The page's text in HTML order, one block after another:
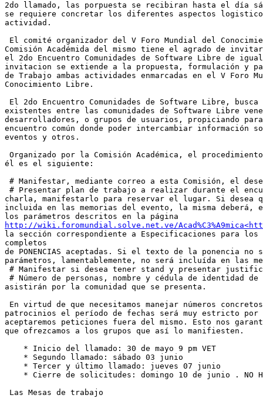
2do llamado, las porpuesta se recibiran hasta el día
se requiere concretar los diferentes aspectos
actividad.
El comité organizador del V Foro Mundial del
Comisión Académida del mismo tiene el agrado de
el 2do Encuentro Comunidades de Software Libre de
invitacion se extiende a la propuesta, formulación y
de Trabajo ambas actividades enmarcadas en el V Foro
Conocimiento Libre.
El 2do Encuentro Comunidades de Software Libre,
existentes entre las comunidades de Software Libre
desarrolladores, o grupos de usuarios, propiciando
encuentro común donde poder intercambiar información
eventos y otros.
Organizado por la Comisión Académica, el
él es el siguiente:
# Manifestar, mediante correo a esta Comisión, el
# Presentar plan de trabajo a realizar durante el
charla, manifestarlo para reservar el lugar. Si desea
incluida en las memorias del evento, la misma deberá,
http://wiki.foromundial.solve.net.ve/
la sección correspondiente a Especificaciones para los
completos
de PONENCIAS aceptadas. Si el texto de la ponencia no
parámetros, lamentablemente, no será incluída en las
# Manifestar si desea tener stand y presentar
# Número de personas, nombre y cédula de identidad
asistirán por la comunidad que se presenta.
En virtud de que necesitamos manejar números
patrocinios el período de fechas será muy estricto
aceptaremos peticiones fuera del mismo. Esto nos
que ofrezcamos a los grupos que así lo manifiesten.
    * Inicio del llamado: 30 de mayo 9 pm VET
    * Segundo llamado: sábado 03 junio
    * Tercer y último llamado: jueves 07 junio
* Cierre de solicitudes: domingo 10 de junio . NO
Las Mesas de trabajo